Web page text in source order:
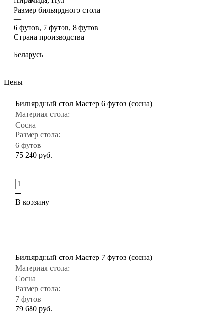
Размер бильярдного стола
—
6 футов, 7 футов, 8 футов
Страна производства
—
Беларусь
Цены
Бильярдный стол Мастер 6 футов (сосна)
Материал стола:
Сосна
Размер стола:
6 футов
75 240 руб.
В корзину
Бильярдный стол Мастер 7 футов (сосна)
Материал стола:
Сосна
Размер стола:
7 футов
79 680 руб.